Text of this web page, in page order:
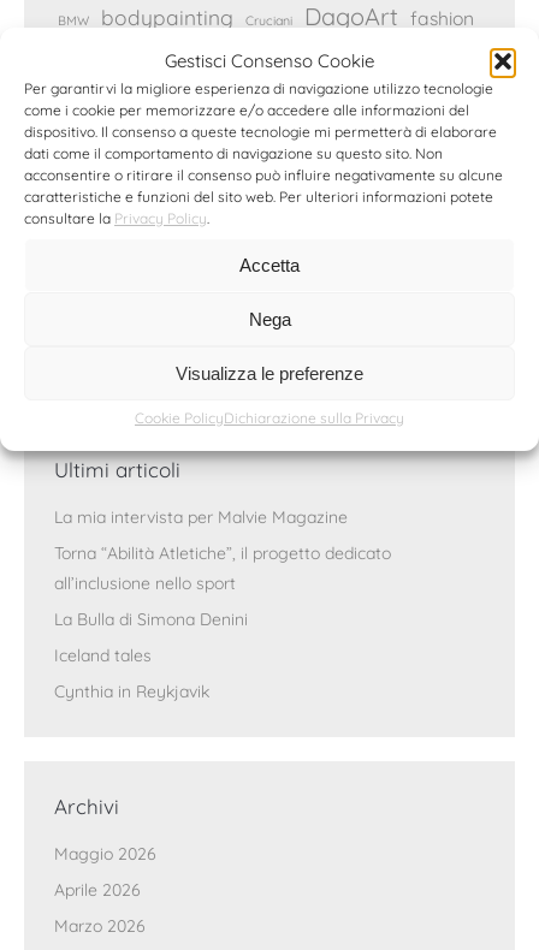
Gestisci Consenso Cookie
Per garantirvi la migliore esperienza di navigazione utilizzo tecnologie
come i cookie per memorizzare e/o accedere alle informazioni del
dispositivo. Il consenso a queste tecnologie mi permetterà di elaborare
dati come il comportamento di navigazione su questo sito. Non
acconsentire o ritirare il consenso può influire negativamente su alcune
caratteristiche e funzioni del sito web. Per ulteriori informazioni potete
consultare la Privacy Policy.
Accetta
Nega
Visualizza le preferenze
Cookie PolicyDichiarazione sulla Privacy
BMW bodypainting Cruciani DagoArt fashion
fotografia pubblicitaria Genova
gioielli Hyundai Ilaria Fratoni intervista Luca Bizzarri
make-up Malena Marrakech moda
modelle Moreno mostra fotografica
musica natura press progetto reportage
servizio fotografico
Simona Denini sport
Ultimi articoli
La mia intervista per Malvie Magazine
Torna “Abilità Atletiche”, il progetto dedicato
all’inclusione nello sport
La Bulla di Simona Denini
Iceland tales
Cynthia in Reykjavik
Archivi
Maggio 2026
Aprile 2026
Marzo 2026